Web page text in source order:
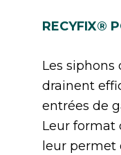
RECYFIX®
Les siphons
drainent
entrées de
Leur format
leur permet